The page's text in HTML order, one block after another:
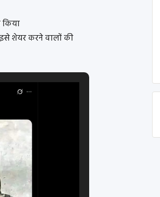
शेयर करने वालों की